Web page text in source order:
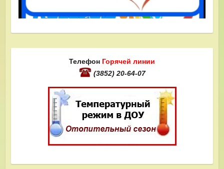
Телефон Горячей линии
(3852) 20-64-07